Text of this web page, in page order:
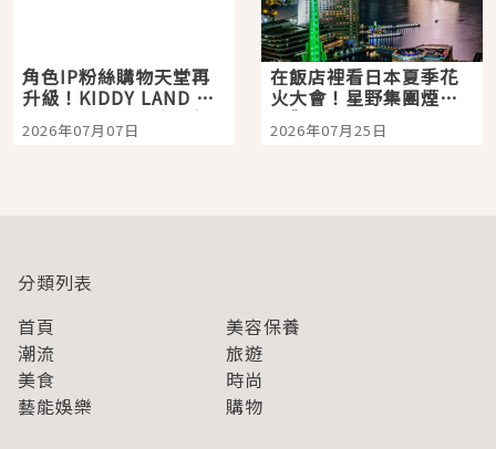
角色IP粉絲購物天堂再
升級！KIDDY LAND 原
宿店吉伊卡哇迎客，新
開幕 OMOKADO 店3分
2026年07月07日
在飯店裡看日本夏季花
火大會！星野集團煙火
景觀飯店6選，讓你不用
人擠人悠閒欣賞
2026年07月25日
分類列表
首頁
美容保養
潮流
旅遊
美食
時尚
藝能娛樂
購物